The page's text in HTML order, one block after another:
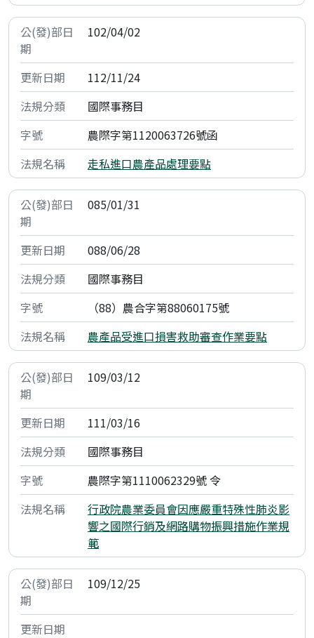
102/04/02
112/11/24
國際事務目
農際字第1120063726號函
走私進口農產品處理要點
085/01/31
088/06/28
國際事務目
（88）農合字第88060175號
農產品受進口損害救助審查作業要點
109/03/12
111/03/16
國際事務目
農際字第1110062329號 令
行政院農業委員會因應嚴重特殊性肺炎影
響之國際行銷及網路購物振興措施作業規
範
109/12/25